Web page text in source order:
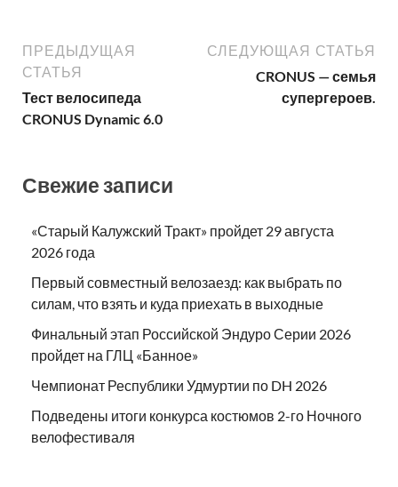
ПРЕДЫДУЩАЯ
СТАТЬЯ
Тест велосипеда
CRONUS Dynamic 6.0
СЛЕДУЮЩАЯ СТАТЬЯ
CRONUS — семья
супергероев.
Свежие записи
«Старый Калужский Тракт» пройдет 29 августа
2026 года
Первый совместный велозаезд: как выбрать по
силам, что взять и куда приехать в выходные
Финальный этап Российской Эндуро Серии 2026
пройдет на ГЛЦ «Банное»
Чемпионат Республики Удмуртии по DH 2026
Подведены итоги конкурса костюмов 2-го Ночного
велофестиваля